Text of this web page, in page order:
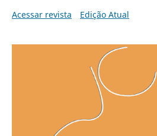
Acessar revista Edição Atual